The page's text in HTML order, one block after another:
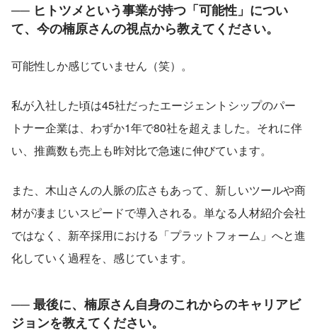
── ヒトツメという事業が持つ「可能性」につい
て、今の楠原さんの視点から教えてください。
可能性しか感じていません（笑）。
私が入社した頃は45社だったエージェントシップのパー
トナー企業は、わずか1年で80社を超えました。それに伴
い、推薦数も売上も昨対比で急速に伸びています。
また、木山さんの人脈の広さもあって、新しいツールや商
材が凄まじいスピードで導入される。単なる人材紹介会社
ではなく、新卒採用における「プラットフォーム」へと進
化していく過程を、感じています。
── 最後に、楠原さん自身のこれからのキャリアビ
ジョンを教えてください。